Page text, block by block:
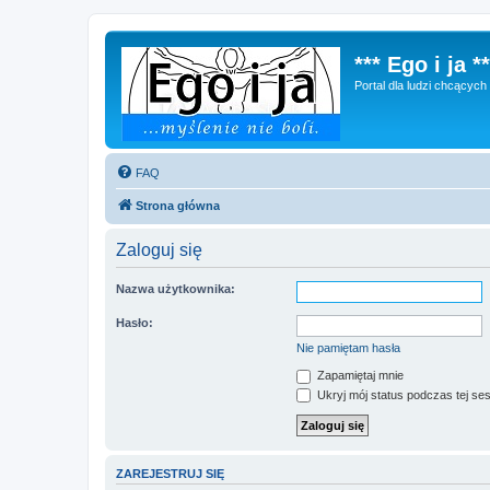
*** Ego i ja
Portal dla ludzi chcących
FAQ
Strona główna
Zaloguj się
Nazwa użytkownika:
Hasło:
Nie pamiętam hasła
Zapamiętaj mnie
Ukryj mój status podczas tej
ZAREJESTRUJ SIĘ